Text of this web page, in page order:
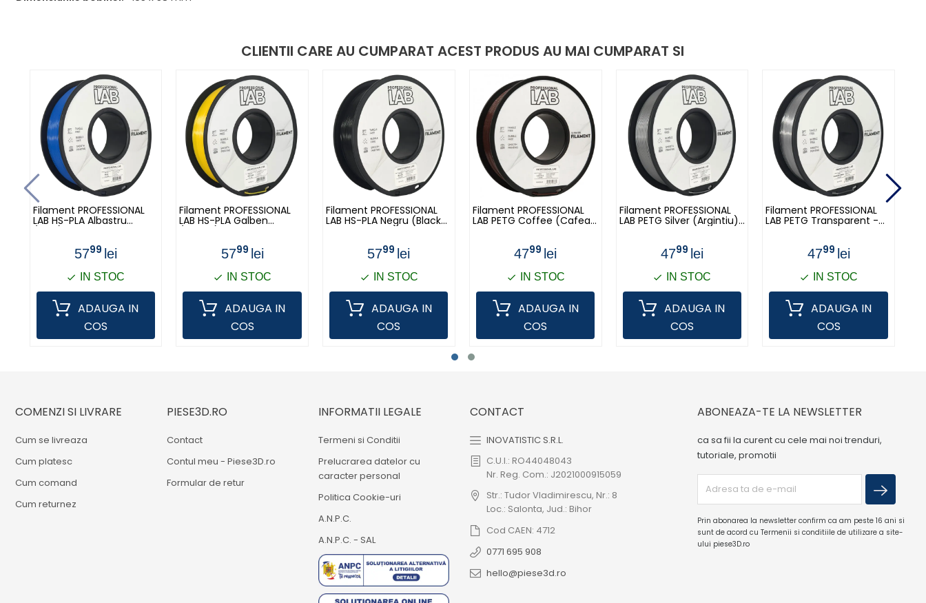
CLIENTII CARE AU CUMPARAT ACEST PRODUS AU MAI CUMPARAT SI
Filament PROFESSIONAL
LAB HS-PLA Albastru
(Blue) - 1kg
5799 lei
IN STOC
ADAUGA IN
COS
Filament PROFESSIONAL
LAB HS-PLA Galben
(Yellow) - 1kg
5799 lei
IN STOC
COS
Filament PROFESSIONAL
LAB HS-PLA Negru (Black)
5799 lei
IN STOC
COS
Filament PROFESSIONAL
LAB PETG Coffee (Cafea)
4799 lei
IN STOC
COS
Filament PROFESSIONAL
LAB PETG Silver (Argintiu)
4799 lei
IN STOC
ADAUGA IN
COS
Filament PROFESSIONAL
LAB PETG Transparent -
4799 lei
IN STOC
COS
COMENZI SI LIVRARE
Cum se livreaza
Cum platesc
Cum comand
Cum returnez
PIESE3D.RO
Contact
Contul meu - Piese3D.ro
Formular de retur
INFORMATII LEGALE
Termeni si Conditii
Prelucrarea datelor cu
caracter personal
Politica Cookie-uri
A.N.P.C.
A.N.P.C. - SAL
CONTACT
INOVATISTIC S.R.L.
C.U.I.: RO44048043
Nr. Reg. Com.: J2021000915059
Str.: Tudor Vladimirescu, Nr.: 8
Loc.: Salonta, Jud.: Bihor
Cod CAEN: 4712
0771 695 908
hello@piese3d.ro
ABONEAZA-TE LA NEWSLETTER
ca sa fii la curent cu cele mai noi trenduri,
tutoriale, promotii
Prin abonarea la newsletter confirm ca am peste 16 ani si
sunt de acord cu Termenii si conditiile de utilizare a site-
ului piese3D.ro